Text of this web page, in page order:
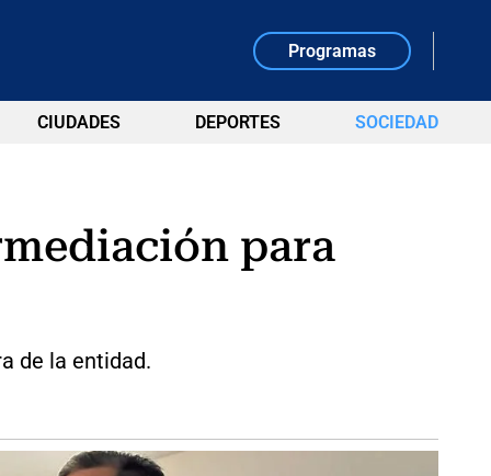
Programas
CIUDADES DEPORTES SOCIEDAD
para
de la entidad.